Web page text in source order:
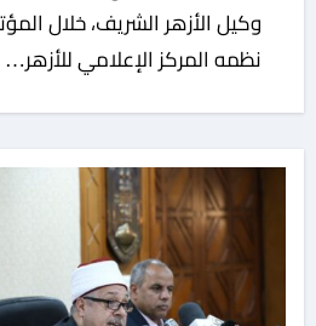
وكيل الأزهر الشريف، خلال
نظمه المركز الإعلامي للأزهر…